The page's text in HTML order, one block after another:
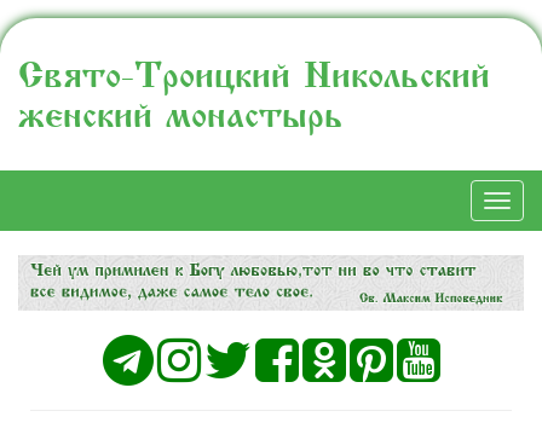
Свято-Троицкий Никольский
женский монастырь